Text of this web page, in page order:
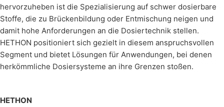
hervorzuheben ist die Spezialisierung auf schwer dosierbare
Stoffe, die zu Brückenbildung oder Entmischung neigen und
damit hohe Anforderungen an die Dosiertechnik stellen.
HETHON positioniert sich gezielt in diesem anspruchsvollen
Segment und bietet Lösungen für Anwendungen, bei denen
herkömmliche Dosiersysteme an ihre Grenzen stoßen.
HETHON